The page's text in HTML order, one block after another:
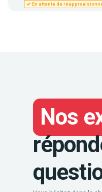
En attente de
Nos